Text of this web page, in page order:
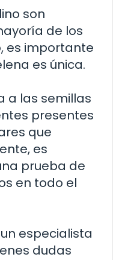
son
de los
es importante
es única.
a las semillas
presentes
que
es
prueba de
en todo el
especialista
dudas